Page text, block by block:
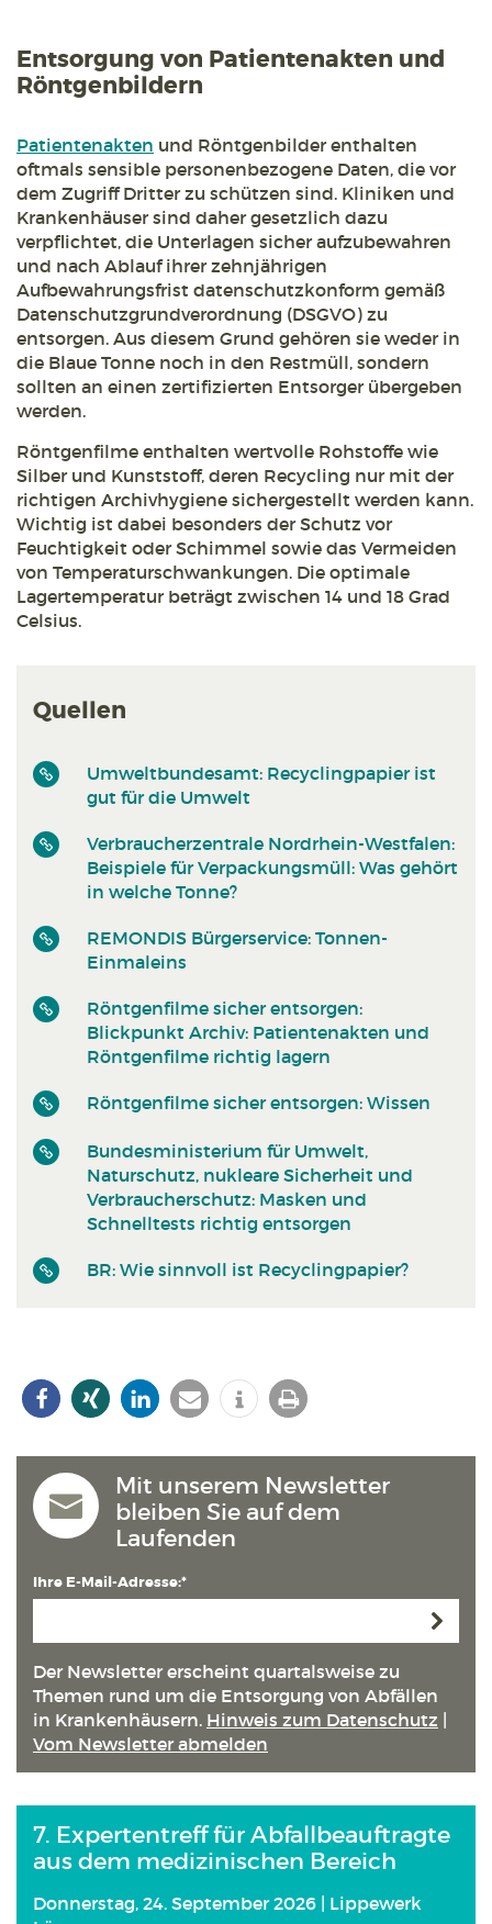
Entsorgung von Patientenakten und
Röntgenbildern
Patientenakten und Röntgenbilder enthalten
oftmals sensible personenbezogene Daten, die vor
dem Zugriff Dritter zu schützen sind. Kliniken und
Krankenhäuser sind daher gesetzlich dazu
verpflichtet, die Unterlagen sicher aufzubewahren
und nach Ablauf ihrer zehnjährigen
Aufbewahrungsfrist datenschutzkonform gemäß
Datenschutzgrundverordnung (DSGVO) zu
entsorgen. Aus diesem Grund gehören sie weder in
die Blaue Tonne noch in den Restmüll, sondern
sollten an einen zertifizierten Entsorger übergeben
werden.
Röntgenfilme enthalten wertvolle Rohstoffe wie
Silber und Kunststoff, deren Recycling nur mit der
richtigen Archivhygiene sichergestellt werden kann.
Wichtig ist dabei besonders der Schutz vor
Feuchtigkeit oder Schimmel sowie das Vermeiden
von Temperaturschwankungen. Die optimale
Lagertemperatur beträgt zwischen 14 und 18 Grad
Celsius.
Quellen
Umweltbundesamt: Recyclingpapier ist
gut für die Umwelt
Verbraucherzentrale Nordrhein-Westfalen:
Beispiele für Verpackungsmüll: Was gehört
in welche Tonne?
REMONDIS Bürgerservice: Tonnen-
Einmaleins
Röntgenfilme sicher entsorgen:
Blickpunkt Archiv: Patientenakten und
Röntgenfilme richtig lagern
Röntgenfilme sicher entsorgen: Wissen
Bundesministerium für Umwelt,
Naturschutz, nukleare Sicherheit und
Verbraucherschutz: Masken und
Schnelltests richtig entsorgen
BR: Wie sinnvoll ist Recyclingpapier?
Mit unserem Newsletter
bleiben Sie auf dem
Laufenden
Ihre E-Mail-Adresse:*
Der Newsletter erscheint quartals­weise zu
Themen rund um die Entsorgung von Abfällen
in Kranken­häusern. Hinweis zum Datenschutz
Vom Newsletter abmelden
7. Expertentreff für Abfallbeauftragte
aus dem medizinischen Bereich
Donnerstag, 24. September 2026 | Lippewerk